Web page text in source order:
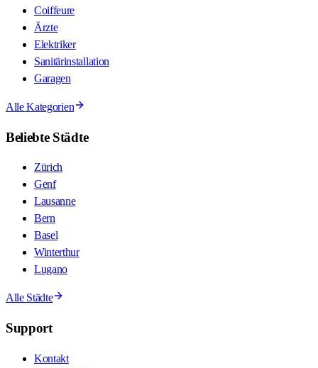
Coiffeure
Ärzte
Elektriker
Sanitärinstallation
Garagen
Alle Kategorien
Beliebte Städte
Zürich
Genf
Lausanne
Bern
Basel
Winterthur
Lugano
Alle Städte
Support
Kontakt